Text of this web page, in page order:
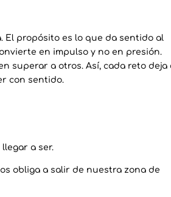
El propósito es lo que da sentido al
en impulso y no en presión.
superar a otros. Así, cada reto deja
con sentido.
a ser.
obliga a salir de nuestra zona de